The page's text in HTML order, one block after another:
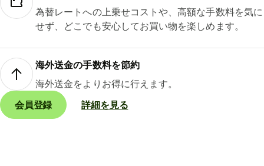
為替レートへの上乗せコストや、高額な手数料を気に
せず、どこでも安心してお買い物を楽しめます。
海外送金の手数料を節約
海外送金をよりお得に行えます。
会員登録
詳細を見る